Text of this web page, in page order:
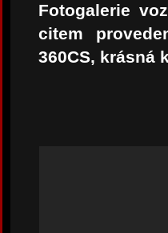
Fotogalerie
citem
360CS, krásná